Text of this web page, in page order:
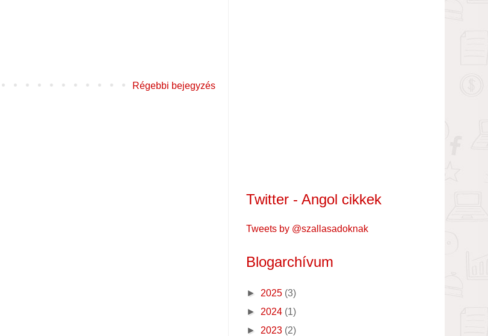
Régebbi bejegyzés
Twitter - Angol cikkek
Tweets by @szallasadoknak
Blogarchívum
► 2025 (3)
► 2024 (1)
► 2023 (2)